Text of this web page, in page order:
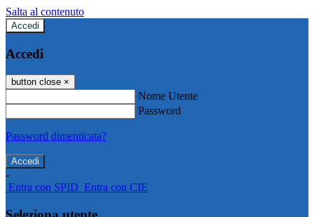
Salta al contenuto
Accedi
Accedi
button close ×
Nome Utente
Password
Password dimenticata?
-
Entra con SPID Entra con CIE